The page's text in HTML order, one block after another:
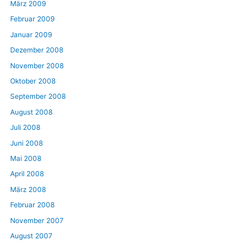
März 2009
Februar 2009
Januar 2009
Dezember 2008
November 2008
Oktober 2008
September 2008
August 2008
Juli 2008
Juni 2008
Mai 2008
April 2008
März 2008
Februar 2008
November 2007
August 2007